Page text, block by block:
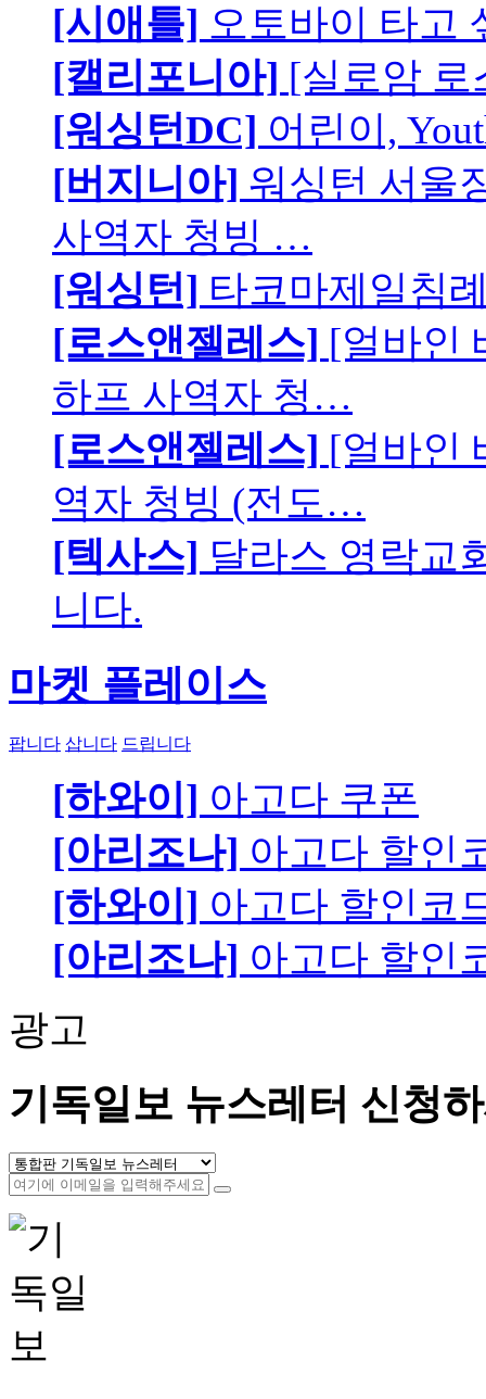
[시애틀] 오토바이 타고
[캘리포니아] [실로암 로
[워싱턴DC] 어린이,
[버지니아] 워싱턴 서울
사역자 청빙 …
[워싱턴] 타코마제일침
[로스앤젤레스] [얼바인
하프 사역자 청…
[로스앤젤레스] [얼바인
역자 청빙 (전도…
[텍사스] 달라스 영락교
니다.
마켓 플레이스
팝니다 삽니다 드립니다
[하와이] 아고다 쿠폰
[아리조나] 아고다 할인
[하와이] 아고다 할인코
[아리조나] 아고다 할인
광고
기독일보 뉴스레터 신청